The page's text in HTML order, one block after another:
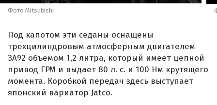
Фото Mitsubishi
Под капотом эти седаны оснащены
трехцилиндровым атмосферным двигателем
3A92 объемом 1,2 литра, который имеет цепной
привод ГРМ и выдает 80 л. с. и 100 Нм крутящего
момента. Коробкой передач здесь выступает
японский вариатор Jatco.